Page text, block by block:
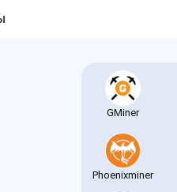
GMiner
Phoenixminer